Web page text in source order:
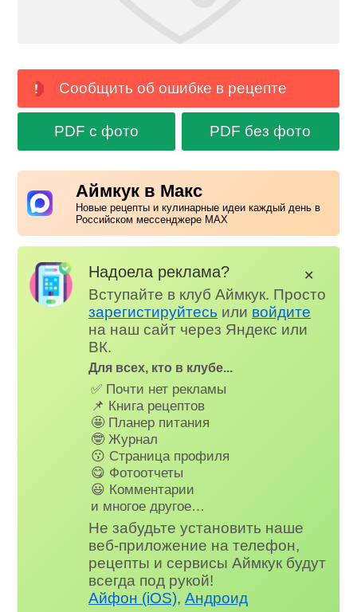
Сообщить об ошибке в рецепте
PDF с фото PDF без фото
Аймкук в Макс
Новые рецепты и кулинарные идеи каждый день в
Российском мессенджере MAX
Надоела реклама?
Вступайте в клуб Аймкук. Просто
зарегистируйтесь или войдите
на наш сайт через Яндекс или
ВК.
Для всех, кто в клубе...
✅ Почти нет рекламы
📌 Книга рецептов
🤩 Планер питания
🤓 Журнал
😗 Страница профиля
😋 Фотоотчеты
😃 Комментарии
и многое другое…
Не забудьте установить наше
веб-приложение на телефон,
рецепты и сервисы Аймкук будут
всегда под рукой!
Айфон (iOS),Андроид
✕